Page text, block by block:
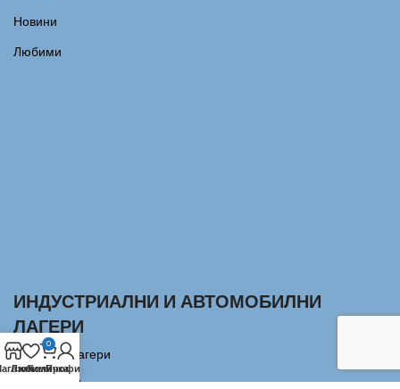
Новини
Любими
ИНДУСТРИАЛНИ И АВТОМОБИЛНИ
ЛАГЕРИ
Сачмени лагери
Аксиални Лагери
Любими
0
Количка
Профил